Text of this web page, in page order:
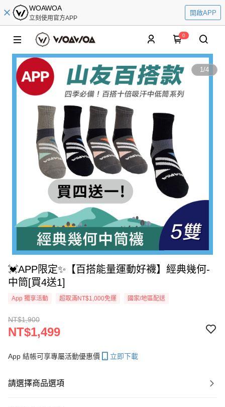
WOAWOA
立刻使用官方APP
開啟APP
0
1/4
💓APP限定✨【百搭能量運動好襪】經典幾何-
中筒[買4送1]
App 獨享活動 超取滿NT$1,000免運 國家/地區配送
NT$1,900
NT$1,499
App 結帳可享專屬活動優惠價 立即下載
請選擇商品選項